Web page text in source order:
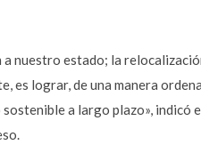
nuestro estado; la
es lograr, de una manera
a largo plazo», indicó